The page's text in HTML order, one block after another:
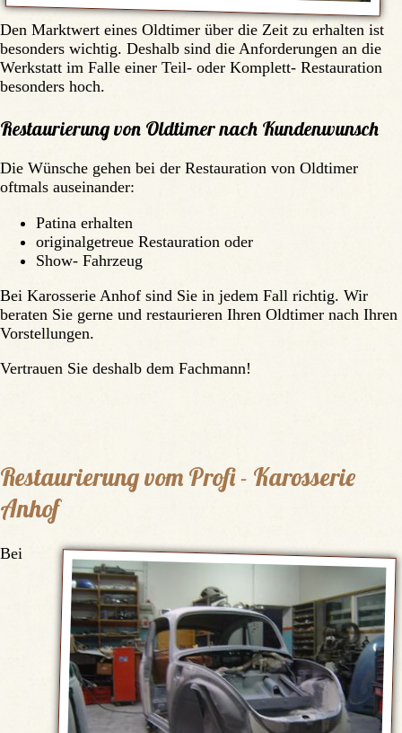
Den Marktwert eines Oldtimer über die Zeit zu erhalten ist
besonders wichtig. Deshalb sind die Anforderungen an die
Werkstatt im Falle einer Teil- oder Komplett- Restauration
besonders hoch.
Restaurierung von Oldtimer nach Kundenwunsch
Die Wünsche gehen bei der Restauration von Oldtimer
oftmals auseinander:
Patina erhalten
originalgetreue Restauration oder
Show- Fahrzeug
Bei Karosserie Anhof sind Sie in jedem Fall richtig. Wir
beraten Sie gerne und restaurieren Ihren Oldtimer nach Ihren
Vorstellungen.
Vertrauen Sie deshalb dem Fachmann!
Restaurierung vom Profi - Karosserie
Anhof
Bei